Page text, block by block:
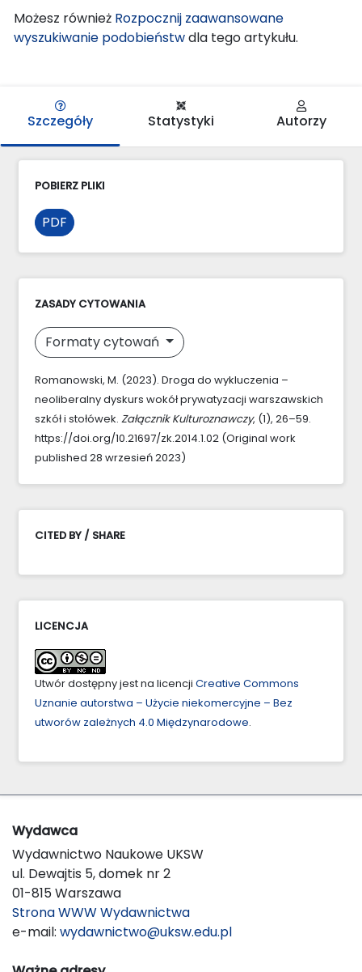
Możesz również Rozpocznij zaawansowane
wyszukiwanie podobieństwdla tego artykułu.
Szczegóły Statystyki Autorzy
POBIERZ PLIKI
PDF
ZASADY CYTOWANIA
Formaty cytowań
Romanowski, M. (2023). Droga do wykluczenia –
neoliberalny dyskurs wokół prywatyzacji warszawskich
szkół i stołówek. Załącznik Kulturoznawczy, (1), 26–59.
https://doi.org/10.21697/zk.2014.1.02 (Original work
published 28 wrzesień 2023)
CITED BY / SHARE
LICENCJA
Utwór dostępny jest na licencji Creative Commons
Uznanie autorstwa – Użycie niekomercyjne – Bez
utworów zależnych 4.0 Międzynarodowe.
Wydawca
Wydawnictwo Naukowe UKSW
ul. Dewajtis 5, domek nr 2
01-815 Warszawa
Strona WWW Wydawnictwa
e-mail: wydawnictwo@uksw.edu.pl